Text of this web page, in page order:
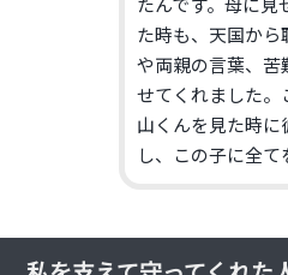
たんです。母に見
た時も、天国から
や両親の言葉、苦
せてくれました。
山くんを見た時に
し、この子に全て